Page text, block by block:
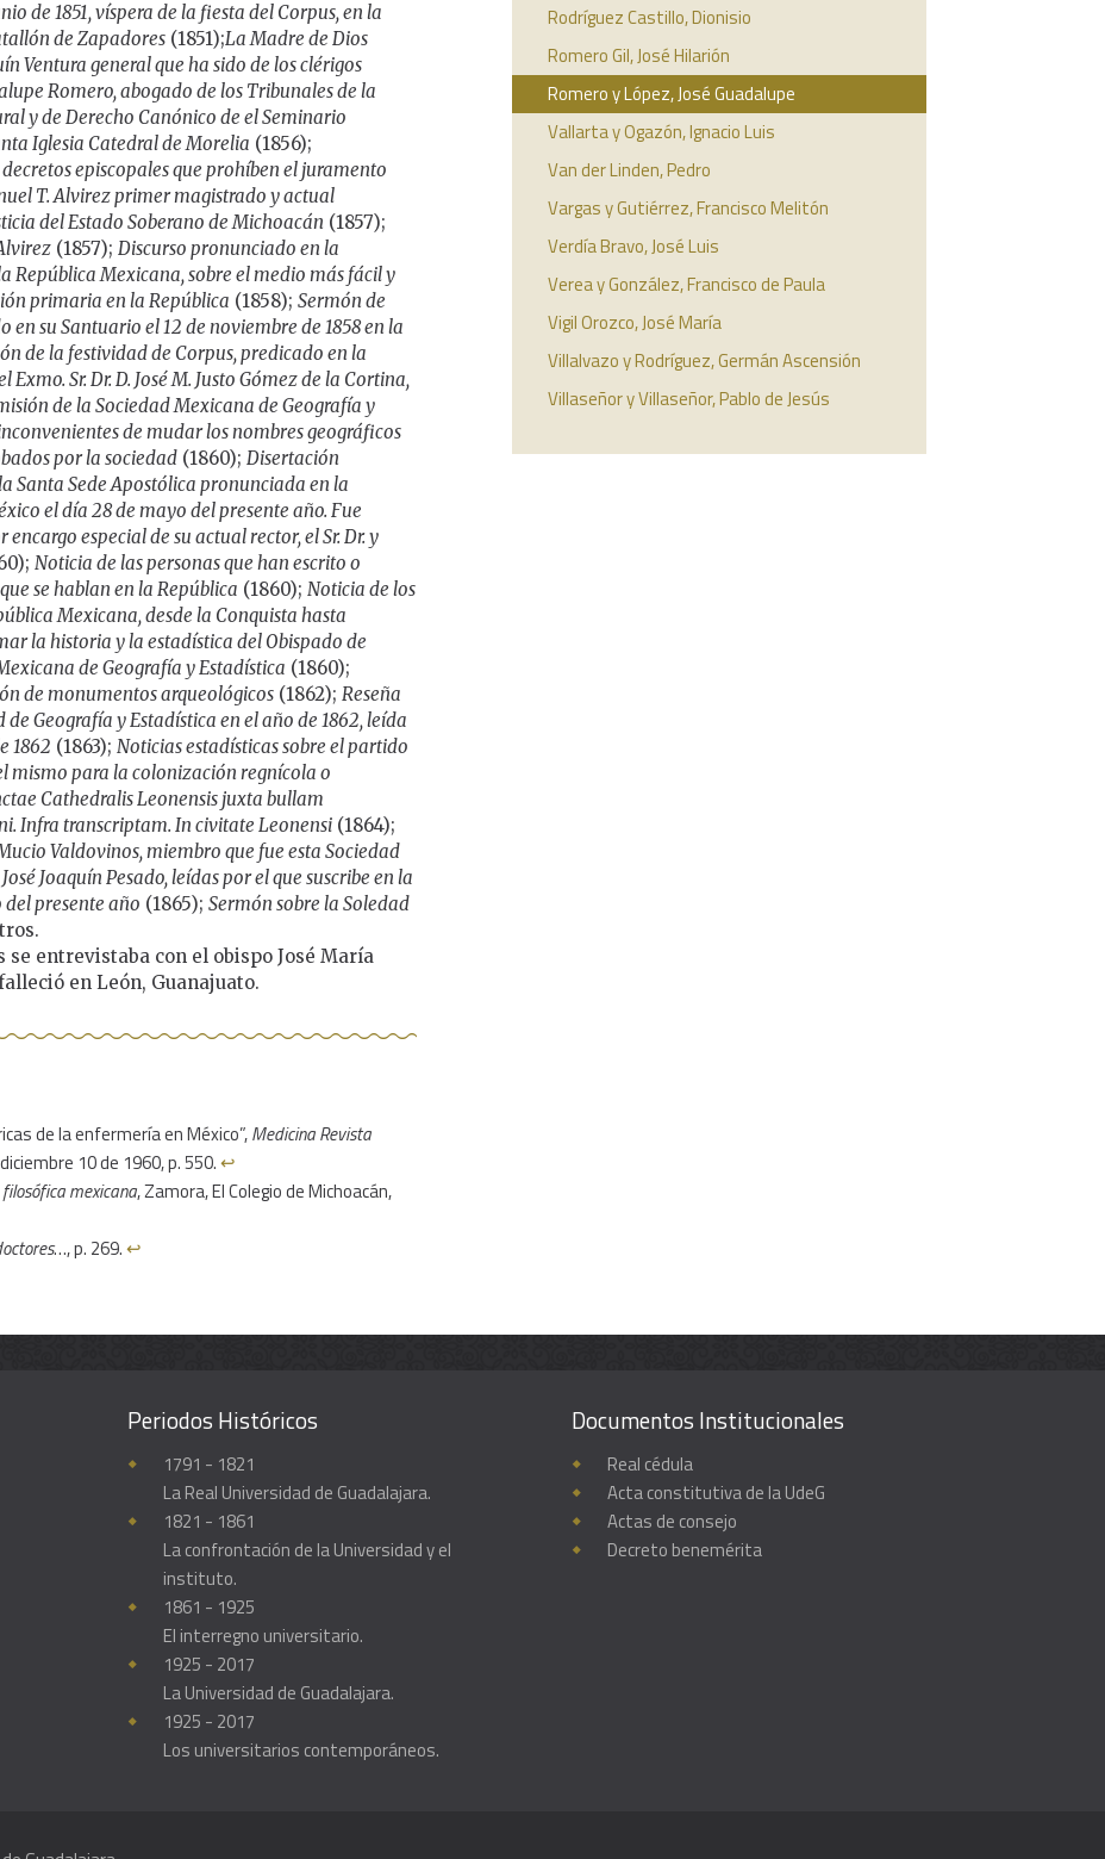
Rodríguez Castillo, Dionisio
Romero Gil, José Hilarión
Romero y López, José Guadalupe
Vallarta y Ogazón, Ignacio Luis
Van der Linden, Pedro
Vargas y Gutiérrez, Francisco Melitón
Verdía Bravo, José Luis
Verea y González, Francisco de Paula
Vigil Orozco, José María
Villalvazo y Rodríguez, Germán Ascensión
Villaseñor y Villaseñor, Pablo de Jesús
de 1851, víspera de la fiesta del Corpus, en la
de Zapadores (1851);La Madre de Dios
Ventura general que ha sido de los clérigos
Romero, abogado de los Tribunales de la
y de Derecho Canónico de el Seminario
Iglesia Catedral de Morelia (1856);
episcopales que prohíben el juramento
T. Alvirez primer magistrado y actual
del Estado Soberano de Michoacán (1857);
(1857); Discurso pronunciado en la
República Mexicana, sobre el medio más fácil y
primaria en la República (1858); Sermón de
su Santuario el 12 de noviembre de 1858 en la
de la festividad de Corpus, predicado en la
Exmo. Sr. Dr. D. José M. Justo Gómez de la Cortina,
de la Sociedad Mexicana de Geografía y
de mudar los nombres geográficos
por la sociedad (1860); Disertación
Santa Sede Apostólica pronunciada en la
el día 28 de mayo del presente año. Fue
especial de su actual rector, el Sr. Dr. y
Noticia de las personas que han escrito o
se hablan en la República (1860); Noticia de los
Mexicana, desde la Conquista hasta
la historia y la estadística del Obispado de
de Geografía y Estadística (1860);
de monumentos arqueológicos (1862); Reseña
Geografía y Estadística en el año de 1862, leída
1862 (1863); Noticias estadísticas sobre el partido
mismo para la colonización regnícola o
Cathedralis Leonensis juxta bullam
Infra transcriptam. In civitate Leonensi (1864);
Valdovinos, miembro que fue esta Sociedad
Joaquín Pesado, leídas por el que suscribe en la
del presente año (1865); Sermón sobre la Soledad
se entrevistaba con el obispo José María
en León, Guanajuato.
de la enfermería en México”,Medicina Revista
10 de 1960, p. 550.↩︎
mexicana, Zamora, El Colegio de Michoacán,
…, p. 269.↩︎
Enciclopedia histórica y biográfica de la Universidad de Guadalajara
Periodos Históricos
1791 - 1821
La Real Universidad de Guadalajara.
1821 - 1861
La confrontación de la Universidad y el
instituto.
1861 - 1925
El interregno universitario.
1925 - 2017
La Universidad de Guadalajara.
1925 - 2017
Los universitarios contemporáneos.
Documentos Institucionales
Real cédula
Acta constitutiva de la UdeG
Actas de consejo
Decreto benemérita